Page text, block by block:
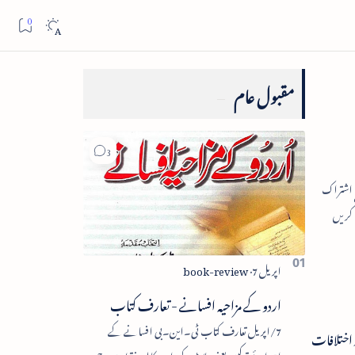
مقبول عام
اردو کے مزاحیہ افسانے - تعارف کتاب
7/اپریل تعارف کتاب ٹی۔این۔بی افسانے کے